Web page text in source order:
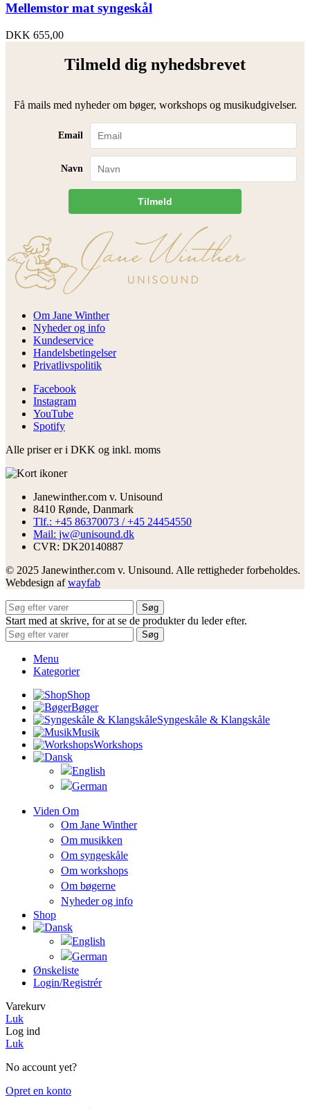
Mellemstor mat syngeskål
DKK 655,00
Tilmeld dig nyhedsbrevet
Få mails med nyheder om bøger, workshops og musikudgivelser.
Email
Navn
Tilmeld
Om Jane Winther
Nyheder og info
Kundeservice
Handelsbetingelser
Privatlivspolitik
Facebook
Instagram
YouTube
Spotify
Alle priser er i DKK og inkl. moms
Janewinther.com v. Unisound
8410 Rønde, Danmark
Tlf.: +45 86370073 / +45 24454550
Mail: jw@unisound.dk
CVR: DK20140887
© 2025 Janewinther.com v. Unisound. Alle rettigheder forbeholdes.
Webdesign afwayfab
Søg
Start med at skrive, for at se de produkter du leder efter.
Søg
Menu
Kategorier
Shop
Bøger
Syngeskåle & Klangskåle
Musik
Workshops
Viden Om
Om Jane Winther
Om musikken
Om syngeskåle
Om workshops
Om bøgerne
Nyheder og info
Shop
Ønskeliste
Login/registrér
Varekurv
Luk
Log ind
Luk
No account yet?
Opret en konto